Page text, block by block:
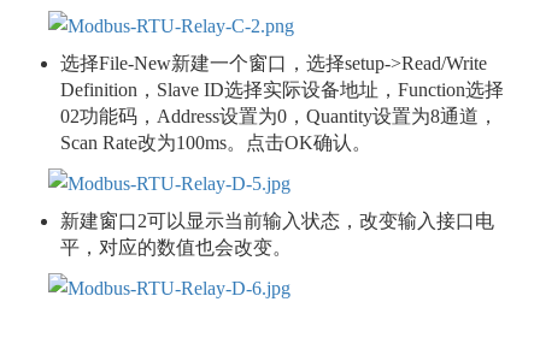
选择File-New新建一个窗口，选择setup->Read/Write
Definition，Slave ID选择实际设备地址，Function选择
02功能码，Address设置为0，Quantity设置为8通道，
Scan Rate改为100ms。点击OK确认。
新建窗口2可以显示当前输入状态，改变输入接口电
平，对应的数值也会改变。